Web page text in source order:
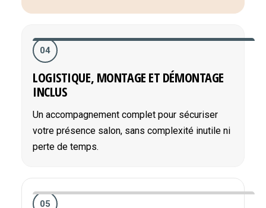
04
LOGISTIQUE, MONTAGE ET DÉMONTAGE
INCLUS
Un accompagnement complet pour sécuriser
votre présence salon, sans complexité inutile ni
perte de temps.
05